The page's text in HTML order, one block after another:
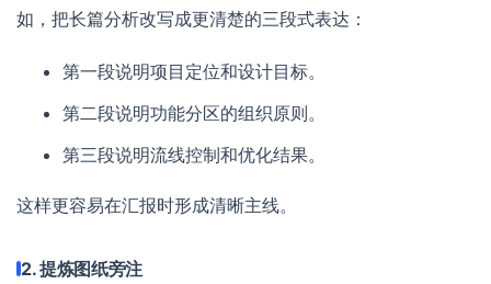
如，把长篇分析改写成更清楚的三段式表达：
第一段说明项目定位和设计目标。
第二段说明功能分区的组织原则。
第三段说明流线控制和优化结果。
这样更容易在汇报时形成清晰主线。
2. 提炼图纸旁注